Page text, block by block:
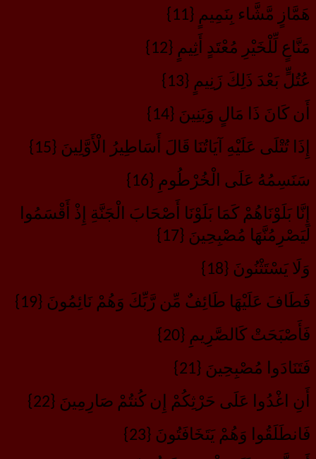
هَمَّازٍ مَّشَّاء بِنَمِيمٍ {11}
مَنَّاعٍ لِّلْخَيْرِ مُعْتَدٍ أَثِيمٍ {12}
عُتُلٍّ بَعْدَ ذَلِكَ زَنِيمٍ {13}
أَن كَانَ ذَا مَالٍ وَبَنِينَ {14}
إِذَا تُتْلَى عَلَيْهِ آيَاتُنَا قَالَ أَسَاطِيرُ الْأَوَّلِينَ {15}
سَنَسِمُهُ عَلَى الْخُرْطُومِ {16}
إِنَّا بَلَوْنَاهُمْ كَمَا بَلَوْنَا أَصْحَابَ الْجَنَّةِ إِذْ أَقْسَمُوا
لَيَصْرِمُنَّهَا مُصْبِحِينَ {17}
وَلَا يَسْتَثْنُونَ {18}
فَطَافَ عَلَيْهَا طَائِفٌ مِّن رَّبِّكَ وَهُمْ نَائِمُونَ {19}
فَأَصْبَحَتْ كَالصَّرِيمِ {20}
فَتَنَادَوا مُصْبِحِينَ {21}
أَنِ اغْدُوا عَلَى حَرْثِكُمْ إِن كُنتُمْ صَارِمِينَ {22}
فَانطَلَقُوا وَهُمْ يَتَخَافَتُونَ {23}